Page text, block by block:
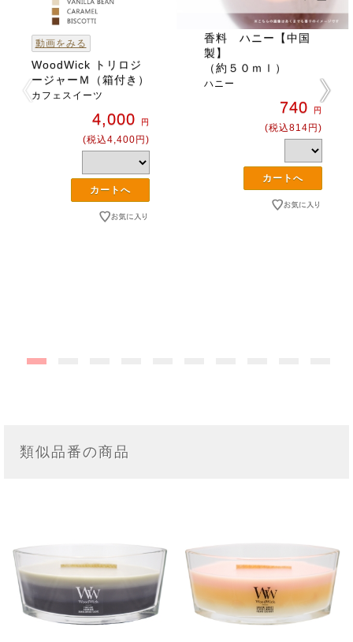
動画をみる
WoodWick トリロジ
ージャーＭ（箱付き）
カフェスイーツ
4,000 円
(税込4,400円)
香料 ハニー【中国
製】
（約５０ｍｌ）
ハニー
740 円
(税込814円)
類似品番の商品